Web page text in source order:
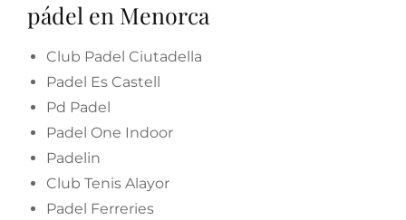
pádel en Menorca
Club Padel Ciutadella
Padel Es Castell
Pd Padel
Padel One Indoor
Padelin
Club Tenis Alayor
Padel Ferreries